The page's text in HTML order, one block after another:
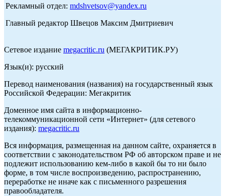
Рекламный отдел: mdshvetsov@yandex.ru
Главный редактор Швецов Максим Дмитриевич
Сетевое издание megacritic.ru (МЕГАКРИТИК.РУ)
Язык(и): русский
Перевод наименования (названия) на государственный язык
Российской Федерации: Мегакритик
Доменное имя сайта в информационно-
телекоммуникационной сети «Интернет» (для сетевого
издания): megacritic.ru
Вся информация, размещенная на данном сайте, охраняется в
соответствии с законодательством РФ об авторском праве и не
подлежит использованию кем-либо в какой бы то ни было
форме, в том числе воспроизведению, распространению,
переработке не иначе как с письменного разрешения
правообладателя.